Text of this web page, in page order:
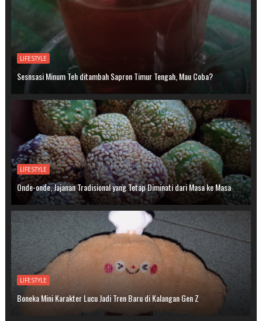
LIFESTYLE
Sesnsasi Minum Teh ditambah Sapron Timur Tengah, Mau Coba?
LIFESTYLE
Onde-onde, Jajanan Tradisional yang Tetap Diminati dari Masa ke Masa
LIFESTYLE
Boneka Mini Karakter Lucu Jadi Tren Baru di Kalangan Gen Z